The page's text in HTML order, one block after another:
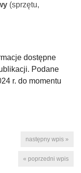
(sprzętu,
dostępne
Podane
r. do momentu
następny wpis »
« poprzedni wpis